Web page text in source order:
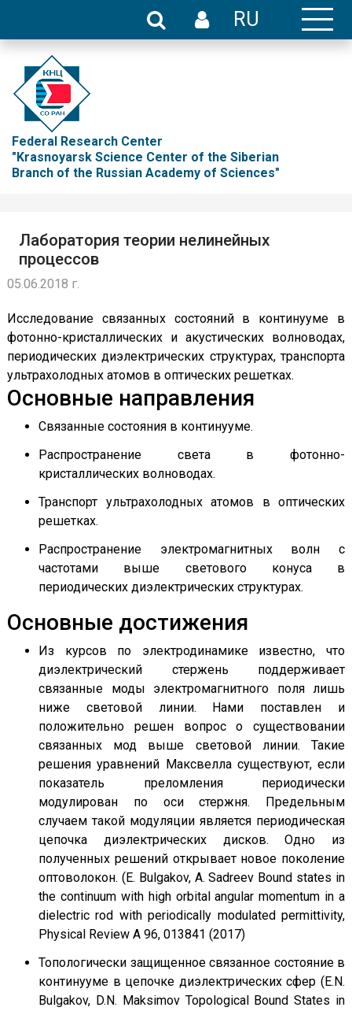
RU
Federal Research Center
"Krasnoyarsk Science Center of the Siberian
Branch of the Russian Academy of Sciences"
Лаборатория теории нелинейных
процессов
05.06.2018 г.
Исследование связанных состояний в континууме в
фотонно-кристаллических и акустических волноводах,
периодических диэлектрических структурах, транспорта
ультрахолодных атомов в оптических решетках.
Основные направления
Связанные состояния в континууме.
Распространение света в фотонно-
кристаллических волноводах.
Транспорт ультрахолодных атомов в оптических
решетках.
Распространение электромагнитных волн с
частотами выше светового конуса в
периодических диэлектрических структурах.
Основные достижения
Из курсов по электродинамике известно, что
диэлектрический стержень поддерживает
связанные моды электромагнитного поля лишь
ниже световой линии. Нами поставлен и
положительно решен вопрос о существовании
связанных мод выше световой линии. Такие
решения уравнений Максвелла существуют, если
показатель преломления периодически
модулирован по оси стержня. Предельным
случаем такой модуляции является периодическая
цепочка диэлектрических дисков. Одно из
полученных решений открывает новое поколение
оптоволокон. (E. Bulgakov, A. Sadreev Bound states in
the continuum with high orbital angular momentum in a
dielectric rod with periodically modulated permittivity,
Physical Review A 96, 013841 (2017)
Топологически защищенное связанное состояние в
континууме в цепочке диэлектрических сфер (E.N.
Bulgakov, D.N. Maksimov Topological Bound States in